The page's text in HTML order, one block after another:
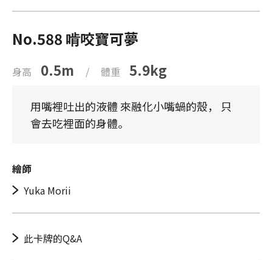
No.588 啃咬寶可夢
身高 0.5m / 體重 5.9kg
用嘴裡吐出的液體 來融化小嘴蝸的殼， 只
會去吃裡面的身體。
繪師
Yuka Morii
此卡牌的Q&A